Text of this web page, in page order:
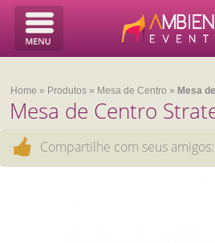
Home » Produtos » Mesa de Centro » Mesa
Mesa de Centro
Compartilhe com seus amigos: